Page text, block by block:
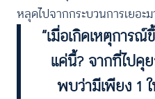
หลุดไปจากกระบวนการเยอะ
“เมื่อเกิดเหตุกา
แค่นี้? จากที่ไปคุ
พบว่ามีเพียง 1